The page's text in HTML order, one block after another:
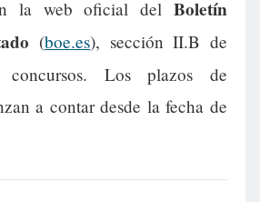
la web oficial del Boletín
(boe.es), sección II.B de
concursos. Los plazos de
a contar desde la fecha de